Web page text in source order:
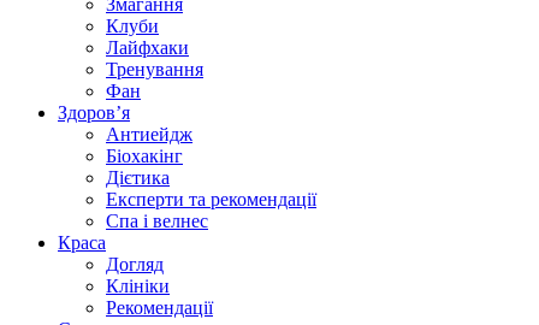
Змагання
Клуби
Лайфхаки
Тренування
Фан
Здоров’я
Антиейдж
Біохакінг
Дієтика
Експерти та рекомендації
Спа i велнес
Краса
Догляд
Клініки
Рекомендації